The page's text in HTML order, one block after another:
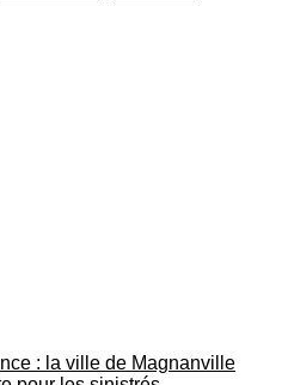
: la ville de Magnanville